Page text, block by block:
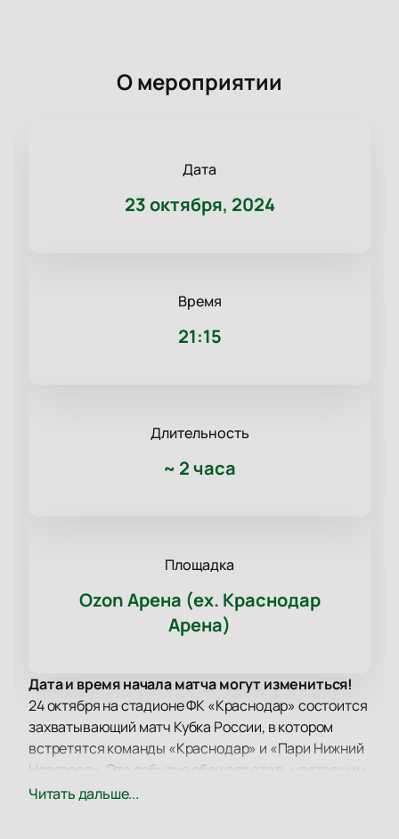
О мероприятии
Дата
23 октября, 2024
Время
21:15
Длительность
~ 2 часа
Площадка
Ozon Арена (ex. Краснодар
Арена)
Дата и время начала матча могут измениться!
24 октября на стадионе ФК «Краснодар» состоится
захватывающий матч Кубка России, в котором
встретятся команды «Краснодар» и «Пари Нижний
Новгород». Это событие обещает стать настоящим
футбольным праздником, который нельзя
Читать дальше...